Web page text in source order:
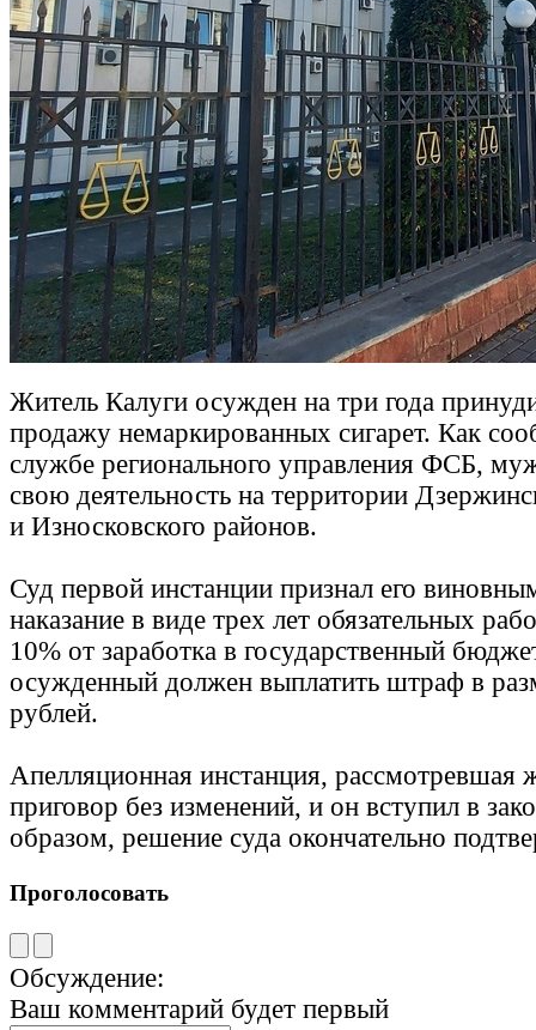
Житель Калуги осужден на три года
продажу немаркированных сигарет. Как
службе регионального управления ФСБ,
свою деятельность на территории
и Износковского районов.
Суд первой инстанции признал его
наказание в виде трех лет обязательных
10% от заработка в государственный
осужденный должен выплатить штраф в
рублей.
Апелляционная инстанция, рассмотревшая
приговор без изменений, и он вступил в
образом, решение суда окончательно
Проголосовать
Обсуждение:
Ваш комментарий будет первый